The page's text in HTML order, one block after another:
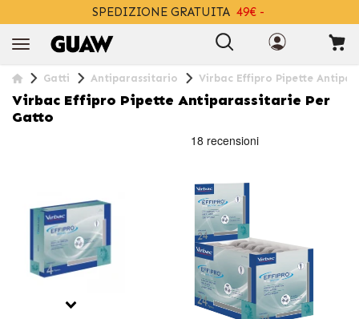
SPEDIZIONE GRATUITA 49€ -
Gatti Antiparassitario Virbac Effipro Pipette
Virbac Effipro Pipette Antiparassitarie Per
Gatto